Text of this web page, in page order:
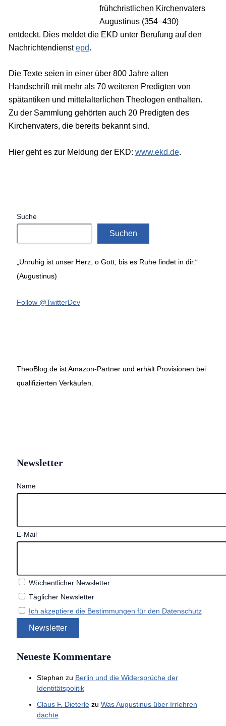
frühchristlichen Kirchenvaters
Augustinus (354–430)
entdeckt. Dies meldet die EKD unter Berufung auf den
Nachrichtendienstepd.
Die Texte seien in einer über 800 Jahre alten
Handschrift mit mehr als 70 weiteren Predigten von
spätantiken und mittelalterlichen Theologen enthalten.
Zu der Sammlung gehörten auch 20 Predigten des
Kirchenvaters, die bereits bekannt sind.
Hier geht es zur Meldung der EKD: www.ekd.de.
Suche
Suchen
„Unruhig ist unser Herz, o Gott, bis es Ruhe findet in dir.“
(Augustinus)
Follow @TwitterDev
TheoBlog.de ist Amazon-Partner und erhält Provisionen bei
qualifizierten Verkäufen.
Newsletter
Name
E-Mail
Wöchentlicher Newsletter
Täglicher Newsletter
Ich akzeptiere die Bestimmungen für den Datenschutz
Neueste Kommentare
Stephan zu Berlin und die Widersprüche der
Identitätspolitik
Claus F. Dieterlezu Was Augustinus über Irrlehren
dachte